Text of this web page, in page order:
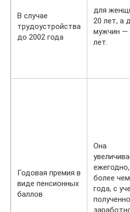
В случае
трудоустройства
до 2002 года
для
20 лет, а
мужчин —
лет.
Годовая премия в
виде пенсионных
баллов
Она
более чем
года, с